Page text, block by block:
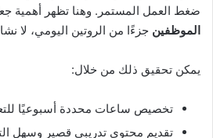
ضغط العمل المستمر. وهنا تظهر أهمية
الموظفين جزءًا من الروتين اليومي، لا
يمكن تحقيق ذلك من خلال:
تخصيص ساعات محددة أسبوعيًا
تقديم محتوى تدريبي قصير وسهل